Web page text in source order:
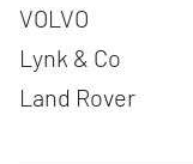
Navigation
VOLVO
Lynk & Co
Land Rover